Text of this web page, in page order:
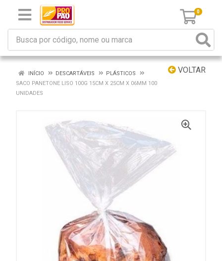
0
VOLTAR
INÍCIO DESCARTÁVEIS
PLÁSTICOS
SACO PANETONE LISO 100G 15CM X 25CM X 06MM 100
UNIDADES